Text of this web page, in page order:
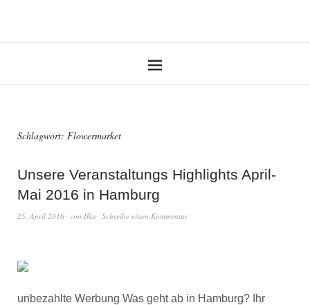
Schlagwort: Flowermarket
Unsere Veranstaltungs Highlights April-
Mai 2016 in Hamburg
25. April 2016 von Ilka Schreibe einen Kommentar
unbezahlte Werbung Was geht ab in Hamburg? Ihr